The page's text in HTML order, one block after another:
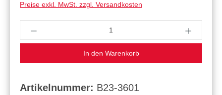
Preise exkl. MwSt. zzgl. Versandkosten
Produkt Anzahl: Gib den gewünschten Wert
In den Warenkorb
Artikelnummer: B23-3601